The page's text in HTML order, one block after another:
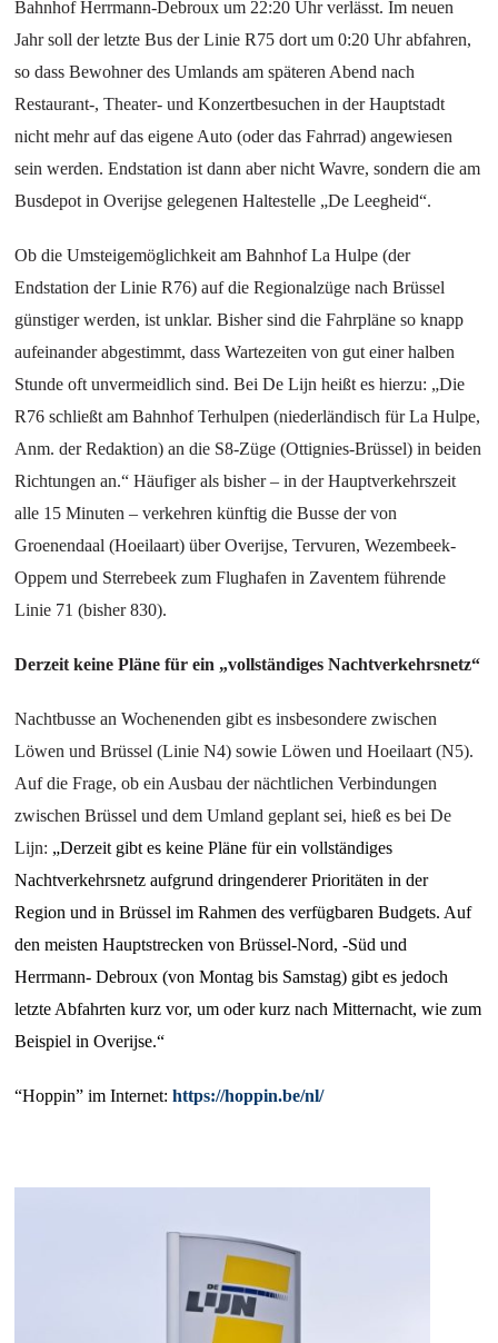
Bahnhof Herrmann-Debroux um 22:20 Uhr verlässt. Im neuen
Jahr soll der letzte Bus der Linie R75 dort um 0:20 Uhr abfahren,
so dass Bewohner des Umlands am späteren Abend nach
Restaurant-, Theater- und Konzertbesuchen in der Hauptstadt
nicht mehr auf das eigene Auto (oder das Fahrrad) angewiesen
sein werden. Endstation ist dann aber nicht Wavre, sondern die am
Busdepot in Overijse gelegenen Haltestelle „De Leegheid“.
Ob die Umsteigemöglichkeit am Bahnhof La Hulpe (der
Endstation der Linie R76) auf die Regionalzüge nach Brüssel
günstiger werden, ist unklar. Bisher sind die Fahrpläne so knapp
aufeinander abgestimmt, dass Wartezeiten von gut einer halben
Stunde oft unvermeidlich sind. Bei De Lijn heißt es hierzu: „Die
R76 schließt am Bahnhof Terhulpen (niederländisch für La Hulpe,
Anm. der Redaktion) an die S8-Züge (Ottignies-Brüssel) in beiden
Richtungen an.“ Häufiger als bisher – in der Hauptverkehrszeit
alle 15 Minuten – verkehren künftig die Busse der von
Groenendaal (Hoeilaart) über Overijse, Tervuren, Wezembeek-
Oppem und Sterrebeek zum Flughafen in Zaventem führende
Linie 71 (bisher 830).
Derzeit keine Pläne für ein „vollständiges Nachtverkehrsnetz“
Nachtbusse an Wochenenden gibt es insbesondere zwischen
Löwen und Brüssel (Linie N4) sowie Löwen und Hoeilaart (N5).
Auf die Frage, ob ein Ausbau der nächtlichen Verbindungen
zwischen Brüssel und dem Umland geplant sei, hieß es bei De
Lijn: „Derzeit gibt es keine Pläne für ein vollständiges
Nachtverkehrsnetz aufgrund dringenderer Prioritäten in der
Region und in Brüssel im Rahmen des verfügbaren Budgets. Auf
den meisten Hauptstrecken von Brüssel-Nord, -Süd und
Herrmann- Debroux (von Montag bis Samstag) gibt es jedoch
letzte Abfahrten kurz vor, um oder kurz nach Mitternacht, wie zum
Beispiel in Overijse.“
“Hoppin” im Internet:https://hoppin.be/nl/